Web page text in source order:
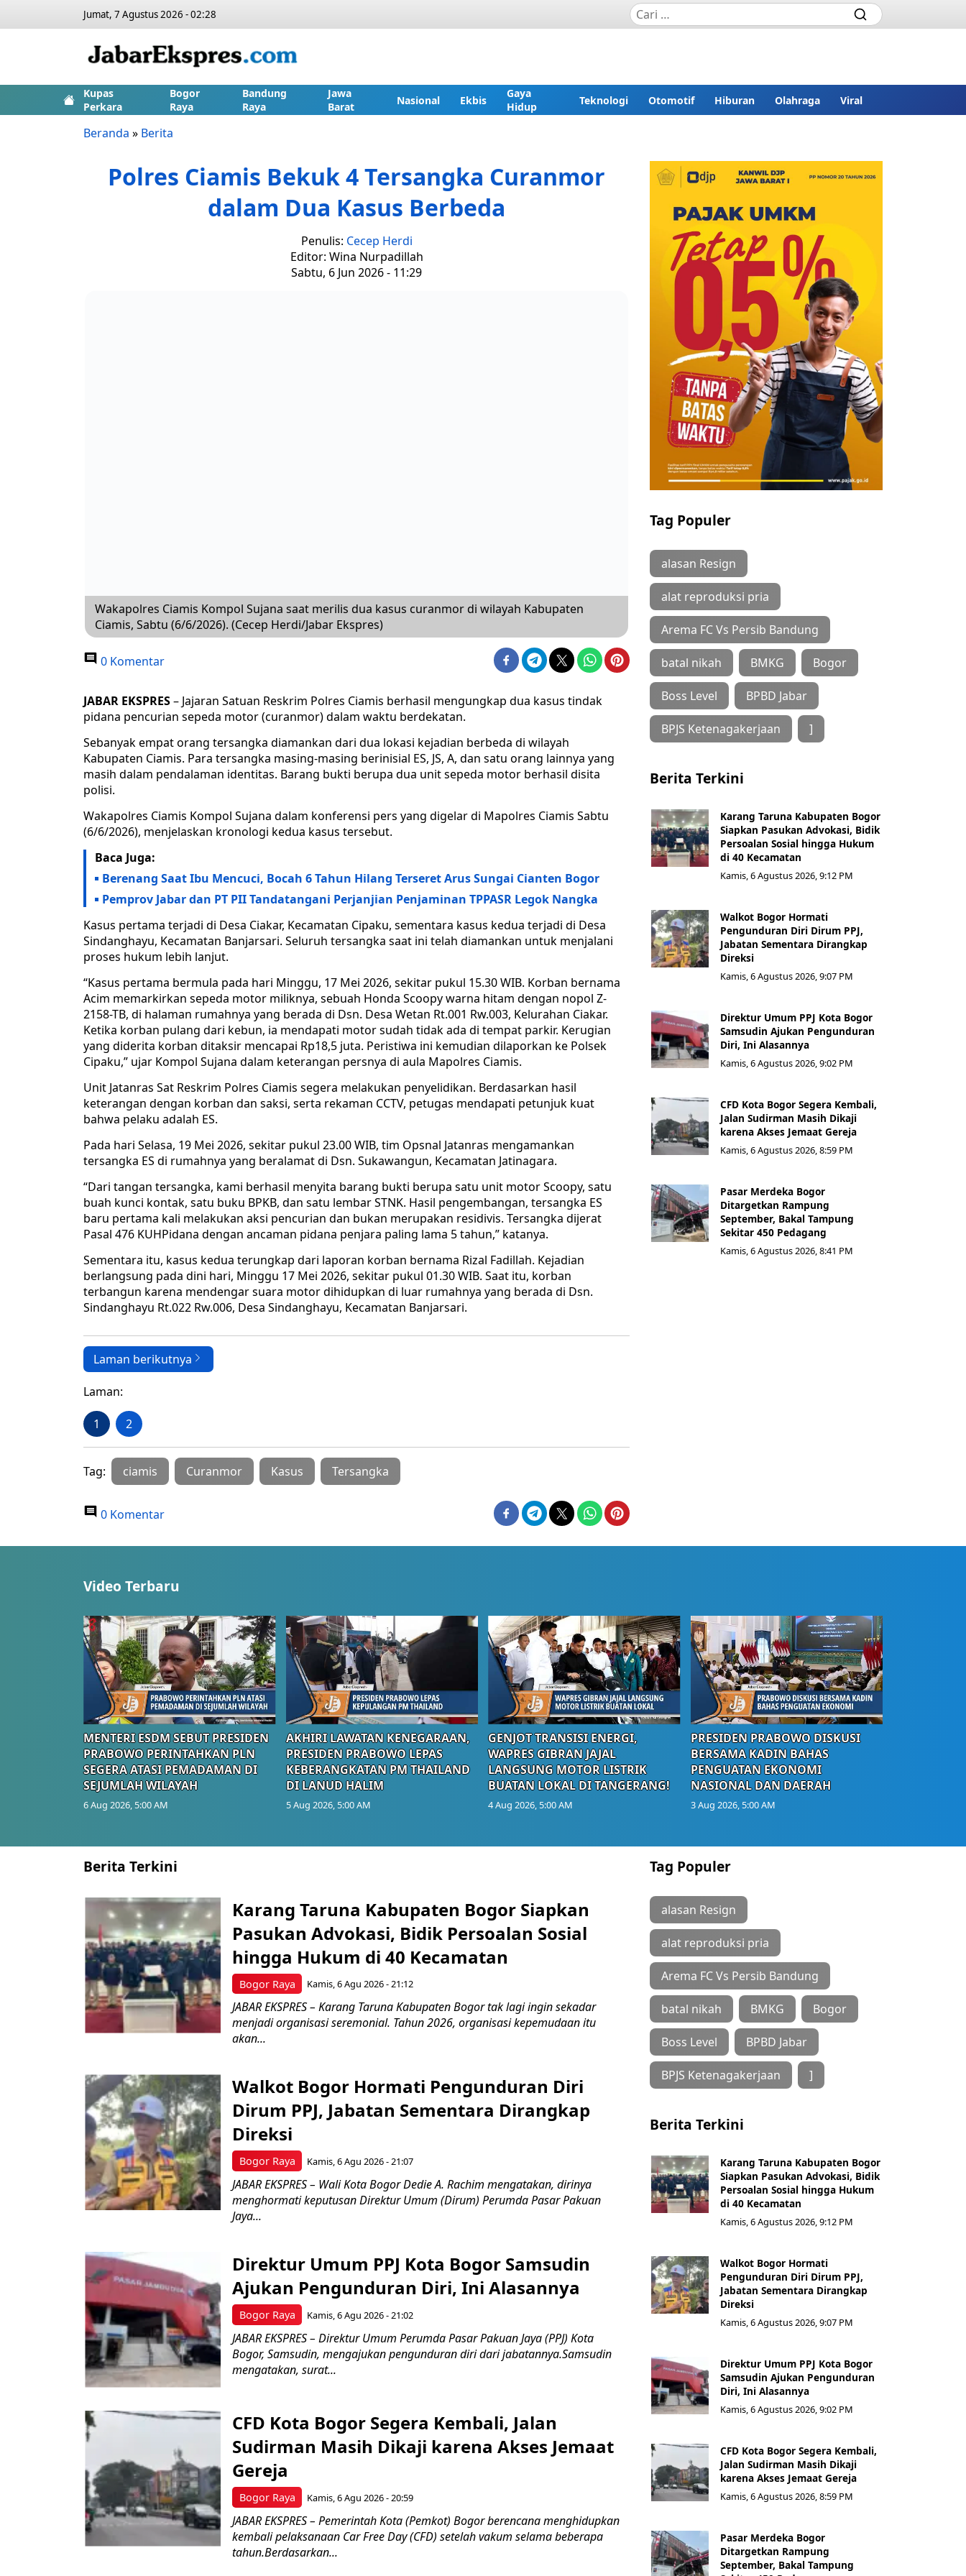
Jumat, 7 Agustus 2026 - 02:28
Kupas
Perkara
Bogor
Raya
Bandung
Raya
Jawa
Barat
Nasional Ekbis
Gaya
Hidup
Teknologi Otomotif Hiburan Olahraga Viral
Beranda » Berita
Polres Ciamis Bekuk 4 Tersangka Curanmor
dalam Dua Kasus Berbeda
Penulis: Cecep Herdi
Editor: Wina Nurpadillah
Sabtu, 6 Jun 2026 - 11:29
Wakapolres Ciamis Kompol Sujana saat merilis dua kasus curanmor di wilayah Kabupaten
Ciamis, Sabtu (6/6/2026). (Cecep Herdi/Jabar Ekspres)
0 Komentar
JABAR EKSPRES– Jajaran Satuan Reskrim Polres Ciamis berhasil mengungkap dua kasus tindak
pidana pencurian sepeda motor (curanmor) dalam waktu berdekatan.
Sebanyak empat orang tersangka diamankan dari dua lokasi kejadian berbeda di wilayah
Kabupaten Ciamis. Para tersangka masing-masing berinisial ES, JS, A, dan satu orang lainnya yang
masih dalam pendalaman identitas. Barang bukti berupa dua unit sepeda motor berhasil disita
polisi.
Wakapolres Ciamis Kompol Sujana dalam konferensi pers yang digelar di Mapolres Ciamis Sabtu
(6/6/2026), menjelaskan kronologi kedua kasus tersebut.
Baca Juga:
Berenang Saat Ibu Mencuci, Bocah 6 Tahun Hilang Terseret Arus Sungai Cianten Bogor
Pemprov Jabar dan PT PII Tandatangani Perjanjian Penjaminan TPPASR Legok Nangka
Kasus pertama terjadi di Desa Ciakar, Kecamatan Cipaku, sementara kasus kedua terjadi di Desa
Sindanghayu, Kecamatan Banjarsari. Seluruh tersangka saat ini telah diamankan untuk menjalani
proses hukum lebih lanjut.
“Kasus pertama bermula pada hari Minggu, 17 Mei 2026, sekitar pukul 15.30 WIB. Korban bernama
Acim memarkirkan sepeda motor miliknya, sebuah Honda Scoopy warna hitam dengan nopol Z-
2158-TB, di halaman rumahnya yang berada di Dsn. Desa Wetan Rt.001 Rw.003, Kelurahan Ciakar.
Ketika korban pulang dari kebun, ia mendapati motor sudah tidak ada di tempat parkir. Kerugian
yang diderita korban ditaksir mencapai Rp18,5 juta. Peristiwa ini kemudian dilaporkan ke Polsek
Cipaku,” ujar Kompol Sujana dalam keterangan persnya di aula Mapolres Ciamis.
Unit Jatanras Sat Reskrim Polres Ciamis segera melakukan penyelidikan. Berdasarkan hasil
keterangan dengan korban dan saksi, serta rekaman CCTV, petugas mendapati petunjuk kuat
bahwa pelaku adalah ES.
Pada hari Selasa, 19 Mei 2026, sekitar pukul 23.00 WIB, tim Opsnal Jatanras mengamankan
tersangka ES di rumahnya yang beralamat di Dsn. Sukawangun, Kecamatan Jatinagara.
“Dari tangan tersangka, kami berhasil menyita barang bukti berupa satu unit motor Scoopy, satu
buah kunci kontak, satu buku BPKB, dan satu lembar STNK. Hasil pengembangan, tersangka ES
baru pertama kali melakukan aksi pencurian dan bukan merupakan residivis. Tersangka dijerat
Pasal 476 KUHPidana dengan ancaman pidana penjara paling lama 5 tahun,” katanya.
Sementara itu, kasus kedua terungkap dari laporan korban bernama Rizal Fadillah. Kejadian
berlangsung pada dini hari, Minggu 17 Mei 2026, sekitar pukul 01.30 WIB. Saat itu, korban
terbangun karena mendengar suara motor dihidupkan di luar rumahnya yang berada di Dsn.
Sindanghayu Rt.022 Rw.006, Desa Sindanghayu, Kecamatan Banjarsari.
Laman berikutnya
Laman:
1 2
Tag: ciamis Curanmor Kasus Tersangka
0 Komentar
Tag Populer
alasan Resign
alat reproduksi pria
Arema FC Vs Persib Bandung
batal nikah BMKG Bogor
Boss Level BPBD Jabar
BPJS Ketenagakerjaan ]
Berita Terkini
Karang Taruna Kabupaten Bogor
Siapkan Pasukan Advokasi, Bidik
Persoalan Sosial hingga Hukum
di 40 Kecamatan
Kamis, 6 Agustus 2026, 9:12 PM
Walkot Bogor Hormati
Pengunduran Diri Dirum PPJ,
Jabatan Sementara Dirangkap
Direksi
Kamis, 6 Agustus 2026, 9:07 PM
Direktur Umum PPJ Kota Bogor
Samsudin Ajukan Pengunduran
Diri, Ini Alasannya
Kamis, 6 Agustus 2026, 9:02 PM
CFD Kota Bogor Segera Kembali,
Jalan Sudirman Masih Dikaji
karena Akses Jemaat Gereja
Kamis, 6 Agustus 2026, 8:59 PM
Pasar Merdeka Bogor
Ditargetkan Rampung
September, Bakal Tampung
Sekitar 450 Pedagang
Kamis, 6 Agustus 2026, 8:41 PM
Video Terbaru
MENTERI ESDM SEBUT PRESIDEN
PRABOWO PERINTAHKAN PLN
SEGERA ATASI PEMADAMAN DI
SEJUMLAH WILAYAH
6 Aug 2026, 5:00 AM
AKHIRI LAWATAN KENEGARAAN,
PRESIDEN PRABOWO LEPAS
KEBERANGKATAN PM THAILAND
DI LANUD HALIM
5 Aug 2026, 5:00 AM
GENJOT TRANSISI ENERGI,
WAPRES GIBRAN JAJAL
LANGSUNG MOTOR LISTRIK
BUATAN LOKAL DI TANGERANG!
4 Aug 2026, 5:00 AM
PRESIDEN PRABOWO DISKUSI
BERSAMA KADIN BAHAS
PENGUATAN EKONOMI
NASIONAL DAN DAERAH
3 Aug 2026, 5:00 AM
Berita Terkini
Bogor Raya
Karang Taruna Kabupaten Bogor Siapkan
Pasukan Advokasi, Bidik Persoalan Sosial
hingga Hukum di 40 Kecamatan
Kamis, 6 Agu 2026 - 21:12
JABAR EKSPRES – Karang Taruna Kabupaten Bogor tak lagi ingin sekadar
menjadi organisasi seremonial. Tahun 2026, organisasi kepemudaan itu
akan...
Bogor Raya
Walkot Bogor Hormati Pengunduran Diri
Dirum PPJ, Jabatan Sementara Dirangkap
Direksi
Kamis, 6 Agu 2026 - 21:07
JABAR EKSPRES – Wali Kota Bogor Dedie A. Rachim mengatakan, dirinya
menghormati keputusan Direktur Umum (Dirum) Perumda Pasar Pakuan
Jaya...
Bogor Raya
Direktur Umum PPJ Kota Bogor Samsudin
Ajukan Pengunduran Diri, Ini Alasannya
Kamis, 6 Agu 2026 - 21:02
JABAR EKSPRES – Direktur Umum Perumda Pasar Pakuan Jaya (PPJ) Kota
Bogor, Samsudin, mengajukan pengunduran diri dari jabatannya.Samsudin
mengatakan, surat...
Bogor Raya
CFD Kota Bogor Segera Kembali, Jalan
Sudirman Masih Dikaji karena Akses Jemaat
Gereja
Kamis, 6 Agu 2026 - 20:59
JABAR EKSPRES – Pemerintah Kota (Pemkot) Bogor berencana menghidupkan
kembali pelaksanaan Car Free Day (CFD) setelah vakum selama beberapa
tahun.Berdasarkan...
Tag Populer
alasan Resign
alat reproduksi pria
Arema FC Vs Persib Bandung
batal nikah BMKG Bogor
Boss Level BPBD Jabar
BPJS Ketenagakerjaan ]
Berita Terkini
Karang Taruna Kabupaten Bogor
Siapkan Pasukan Advokasi, Bidik
Persoalan Sosial hingga Hukum
di 40 Kecamatan
Kamis, 6 Agustus 2026, 9:12 PM
Walkot Bogor Hormati
Pengunduran Diri Dirum PPJ,
Jabatan Sementara Dirangkap
Direksi
Kamis, 6 Agustus 2026, 9:07 PM
Direktur Umum PPJ Kota Bogor
Samsudin Ajukan Pengunduran
Diri, Ini Alasannya
Kamis, 6 Agustus 2026, 9:02 PM
CFD Kota Bogor Segera Kembali,
Jalan Sudirman Masih Dikaji
karena Akses Jemaat Gereja
Kamis, 6 Agustus 2026, 8:59 PM
Pasar Merdeka Bogor
Ditargetkan Rampung
September, Bakal Tampung